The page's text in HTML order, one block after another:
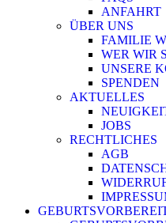
ANFAHRT
ÜBER UNS
FAMILIE
WER WIR
UNSERE
SPENDEN
AKTUELLES
JOBS
RECHTLICHES
AGB